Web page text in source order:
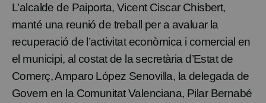
L’alcalde de Paiporta, Vicent Ciscar Chisbert,
manté una reunió de treball per a avaluar la
recuperació de l’activitat econòmica i comercial en
el municipi, al costat de la secretària d’Estat de
Comerç, Amparo López Senovilla, la delegada de
Govern en la Comunitat Valenciana, Pilar Bernabé